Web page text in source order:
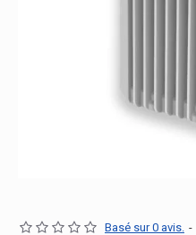
Basé sur 0 avis. -